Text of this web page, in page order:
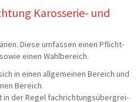
Karosserie- und
Die­se umfas­sen einen Pflicht­
einen Wahlbereich.
in einen all­ge­mei­nen Bereich und
Bereich.
in der Regel fach­rich­tungs­über­grei­